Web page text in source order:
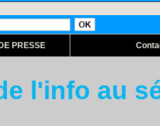
PRESSE
l'info au